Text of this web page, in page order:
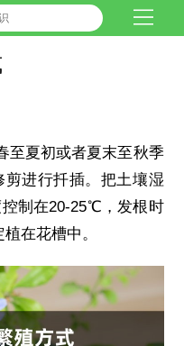
至夏初或者夏末至秋季
进行扦插。把土壤湿
制在20-25℃，发根时
在花槽中。